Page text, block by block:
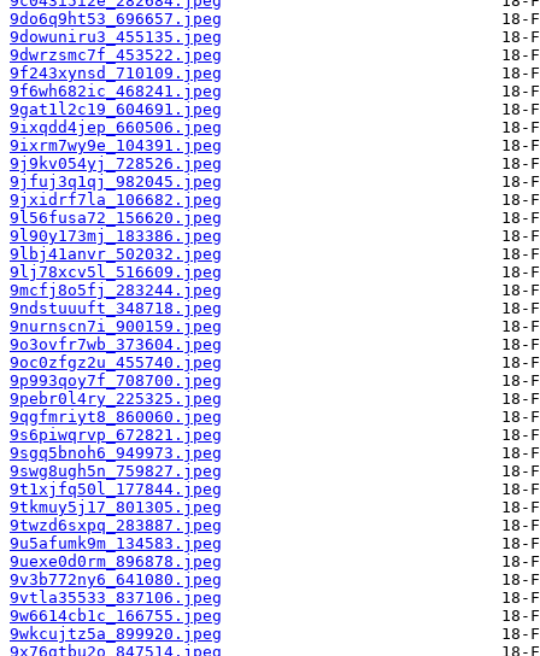
9do6q9ht53_696657.jpeg
9dowuniru3_455135.jpeg
9dwrzsmc7f_453522.jpeg
9f243xynsd_710109.jpeg
9f6wh682ic_468241.jpeg
9gat1l2c19_604691.jpeg
9ixqdd4jep_660506.jpeg
9ixrm7wy9e_104391.jpeg
9j9kv054yj_728526.jpeg
9jfuj3q1qj_982045.jpeg
9jxidrf7la_106682.jpeg
9l56fusa72_156620.jpeg
9l90y173mj_183386.jpeg
9lbj41anvr_502032.jpeg
9lj78xcv5l_516609.jpeg
9mcfj8o5fj_283244.jpeg
9ndstuuuft_348718.jpeg
9nurnscn7i_900159.jpeg
9o3ovfr7wb_373604.jpeg
9oc0zfgz2u_455740.jpeg
9p993qoy7f_708700.jpeg
9pebr0l4ry_225325.jpeg
9qgfmriyt8_860060.jpeg
9s6piwqrvp_672821.jpeg
9sgq5bnoh6_949973.jpeg
9swg8ugh5n_759827.jpeg
9t1xjfq50l_177844.jpeg
9tkmuy5j17_801305.jpeg
9twzd6sxpq_283887.jpeg
9u5afumk9m_134583.jpeg
9uexe0d0rm_896878.jpeg
9v3b772ny6_641080.jpeg
9vtla35533_837106.jpeg
9w6614cb1c_166755.jpeg
9wkcujtz5a_899920.jpeg
9x76gtbu2o_847514.jpeg